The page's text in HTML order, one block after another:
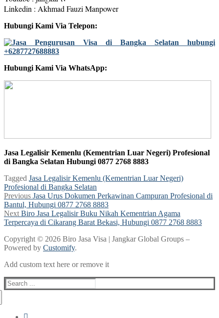
Linkedin : Akhmad Fauzi Manpower
Hubungi Kami Via Telepon:
Hubungi Kami Via WhatsApp:
Jasa Legalisir Kemenlu (Kementrian Luar Negeri) Profesional
di Bangka Selatan Hubungi 0877 2768 8883
Tagged Jasa Legalisir Kemenlu (Kementrian Luar Negeri)
Profesional di Bangka Selatan
Post
navigation
Previous Previous
post:
Jasa Urus Dokumen Perkawinan Campuran Profesional di
Bantul, Hubungi 0877 2768 8883
Next Next
post:
Biro Jasa Legalisir Buku Nikah Kementrian Agama
Terpercaya di Cikarang Barat Bekasi, Hubungi 0877 2768 8883
Copyright © 2026 Biro Jasa Visa | Jangkar Global Groups –
Powered by Customify.
Add custom text here or remove it
Search
for: